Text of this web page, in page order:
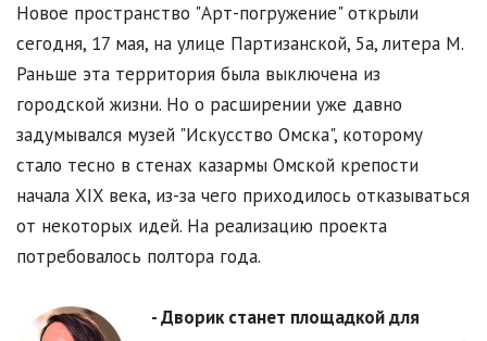
Новое пространство "Арт-погружение" открыли
сегодня, 17 мая, на улице Партизанской, 5а, литера М.
Раньше эта территория была выключена из
городской жизни. Но о расширении уже давно
задумывался музей "Искусство Омска", которому
стало тесно в стенах казармы Омской крепости
начала XIX века, из-за чего приходилось отказываться
от некоторых идей. На реализацию проекта
потребовалось полтора года.
- Дворик станет площадкой для